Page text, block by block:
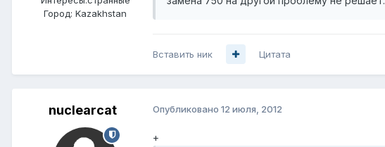
Город: Kazakhstan
Вставить ник Цитата
nuclearcat Опубликовано 12 июля, 2012
+